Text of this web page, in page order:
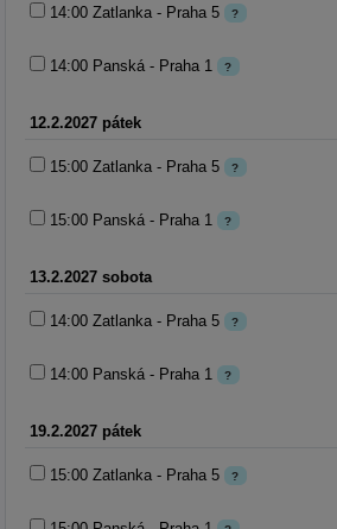
14:00 Zatlanka - Praha 5 ?
14:00 Panská - Praha 1 ?
12.2.2027 pátek
15:00 Zatlanka - Praha 5 ?
15:00 Panská - Praha 1 ?
13.2.2027 sobota
14:00 Zatlanka - Praha 5 ?
14:00 Panská - Praha 1 ?
19.2.2027 pátek
15:00 Zatlanka - Praha 5 ?